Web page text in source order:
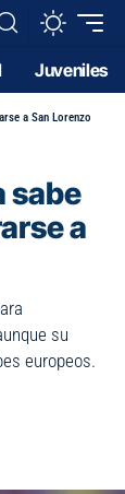
Juveniles
a San Lorenzo
sabe
a
su
europeos.